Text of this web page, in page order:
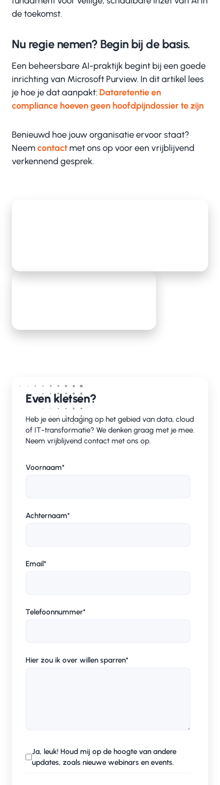
de toekomst.
Nu regie nemen? Begin bij de basis.
Een beheersbare AI-praktijk begint bij een goede
inrichting van Microsoft Purview. In dit artikel lees
je hoe je dat aanpakt: Dataretentie en
compliance hoeven geen hoofdpijndossier te zijn
Benieuwd hoe jouw organisatie ervoor staat?
Neemcontact met ons op voor een vrijblijvend
verkennend gesprek.
Even kletsen?
Heb je een uitdaging op het gebied van data, cloud
of IT-transformatie? We denken graag met je mee.
Neem vrijblijvend contact met ons op.
Voornaam*
Achternaam*
Email*
Telefoonnummer*
Hier zou ik over willen sparren*
Ja, leuk! Houd mij op de hoogte van andere
updates, zoals nieuwe webinars en events.